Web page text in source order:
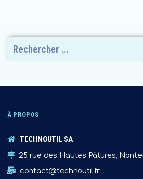
À PROPOS
TECHNOUTIL SA
25 rue des Hautes Pâtures,
contact@technoutil.fr